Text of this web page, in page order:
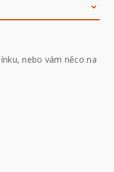
nebo vám něco na